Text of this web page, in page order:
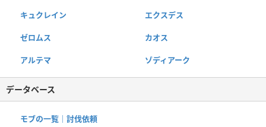
キュクレイン エクスデス
ゼロムス カオス
アルテマ ゾディアーク
データベース
モブの一覧｜討伐依頼